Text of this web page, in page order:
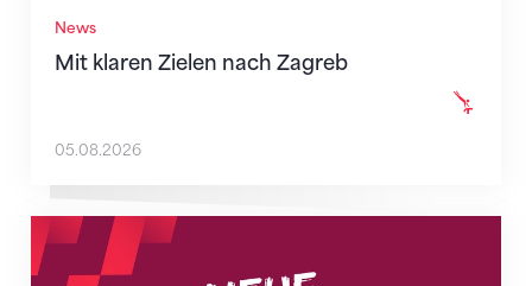
News
Mit klaren Zielen nach Zagreb
05.08.2026
Neue Empfangszeiten ab 1. August 2026